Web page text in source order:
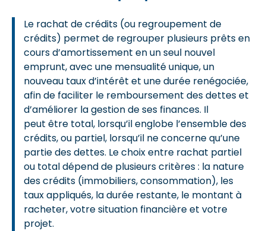
Le rachat de crédits (ou regroupement de
crédits) permet de regrouper plusieurs prêts en
cours d’amortissement en un seul nouvel
emprunt, avec une mensualité unique, un
nouveau taux d’intérêt et une durée renégociée,
afin de faciliter le remboursement des dettes et
d’améliorer la gestion de ses finances. Il
peut être total, lorsqu’il englobe l’ensemble des
crédits, ou partiel, lorsqu’il ne concerne qu’une
partie des dettes. Le choix entre rachat partiel
ou total dépend de plusieurs critères : la nature
des crédits (immobiliers, consommation), les
taux appliqués, la durée restante, le montant à
racheter, votre situation financière et votre
projet.